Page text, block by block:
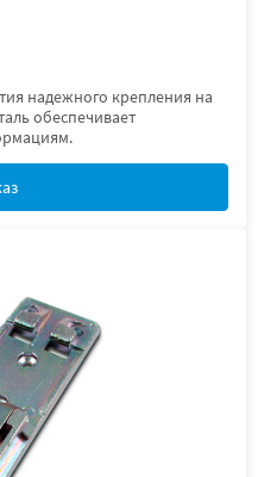
надежного крепления на
обеспечивает